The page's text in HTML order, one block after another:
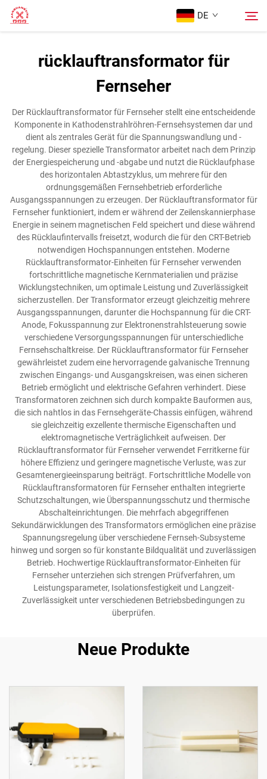
DE
Produkte
Über Uns
Kontaktieren Sie uns
rücklauftransformator für
Fernseher
Der Rücklauftransformator für Fernseher stellt eine entscheidende
Komponente in Kathodenstrahlröhren-Fernsehsystemen dar und
dient als zentrales Gerät für die Spannungswandlung und -
regelung. Dieser spezielle Transformator arbeitet nach dem Prinzip
der Energiespeicherung und -abgabe und nutzt die Rücklaufphase
des horizontalen Abtastzyklus, um mehrere für den
ordnungsgemäßen Fernsehbetrieb erforderliche
Ausgangsspannungen zu erzeugen. Der Rücklauftransformator für
Fernseher funktioniert, indem er während der Zeilenskannierphase
Energie in seinem magnetischen Feld speichert und diese während
des Rücklaufintervalls freisetzt, wodurch die für den CRT-Betrieb
notwendigen Hochspannungen entstehen. Moderne
Rücklauftransformator-Einheiten für Fernseher verwenden
fortschrittliche magnetische Kernmaterialien und präzise
Wicklungstechniken, um optimale Leistung und Zuverlässigkeit
sicherzustellen. Der Transformator erzeugt gleichzeitig mehrere
Ausgangsspannungen, darunter die Hochspannung für die CRT-
Anode, Fokusspannung zur Elektronenstrahlsteuerung sowie
verschiedene Versorgungsspannungen für unterschiedliche
Fernsehschaltkreise. Der Rücklauftransformator für Fernseher
gewährleistet zudem eine hervorragende galvanische Trennung
zwischen Eingangs- und Ausgangskreisen, was einen sicheren
Betrieb ermöglicht und elektrische Gefahren verhindert. Diese
Transformatoren zeichnen sich durch kompakte Bauformen aus,
die sich nahtlos in das Fernsehgeräte-Chassis einfügen, während
sie gleichzeitig exzellente thermische Eigenschaften und
elektromagnetische Verträglichkeit aufweisen. Der
Rücklauftransformator für Fernseher verwendet Ferritkerne für
höhere Effizienz und geringere magnetische Verluste, was zur
Gesamtenergieeinsparung beiträgt. Fortschrittliche Modelle von
Rücklauftransformatoren für Fernseher enthalten integrierte
Schutzschaltungen, wie Überspannungsschutz und thermische
Abschalteinrichtungen. Die mehrfach abgegriffenen
Sekundärwicklungen des Transformators ermöglichen eine präzise
Spannungsregelung über verschiedene Fernseh-Subsysteme
hinweg und sorgen so für konstante Bildqualität und zuverlässigen
Betrieb. Hochwertige Rücklauftransformator-Einheiten für
Fernseher unterziehen sich strengen Prüfverfahren, um
Leistungsparameter, Isolationsfestigkeit und Langzeit-
Zuverlässigkeit unter verschiedenen Betriebsbedingungen zu
überprüfen.
Neue Produkte